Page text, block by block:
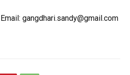
Email: gangdhari.sandy@gmail.com